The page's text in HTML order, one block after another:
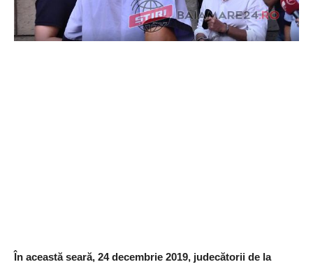
În această seară, 24 decembrie 2019, judecătorii de la